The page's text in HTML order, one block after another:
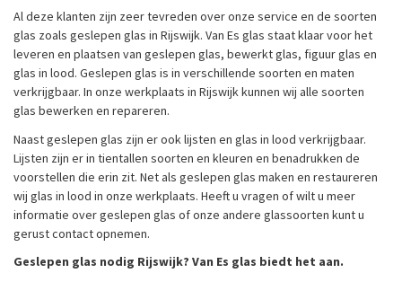
Al deze klanten zijn zeer tevreden over onze service en de soorten
glas zoals geslepen glas in Rijswijk. Van Es glas staat klaar voor het
leveren en plaatsen van geslepen glas, bewerkt glas, figuur glas en
glas in lood. Geslepen glas is in verschillende soorten en maten
verkrijgbaar. In onze werkplaats in Rijswijk kunnen wij alle soorten
glas bewerken en repareren.
Naast geslepen glas zijn er ook lijsten en glas in lood verkrijgbaar.
Lijsten zijn er in tientallen soorten en kleuren en benadrukken de
voorstellen die erin zit. Net als geslepen glas maken en restaureren
wij glas in lood in onze werkplaats. Heeft u vragen of wilt u meer
informatie over geslepen glas of onze andere glassoorten kunt u
gerust contact opnemen.
Geslepen glas nodig Rijswijk? Van Es glas biedt het aan.